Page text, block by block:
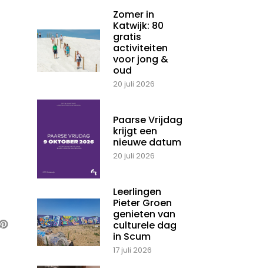
Zomer in
Katwijk: 80
gratis
activiteiten
voor jong &
oud
20 juli 2026
Paarse Vrijdag
krijgt een
nieuwe datum
20 juli 2026
Leerlingen
Pieter Groen
genieten van
culturele dag
in Scum
17 juli 2026